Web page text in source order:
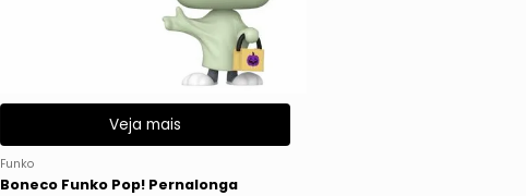
Veja mais
Funko
Boneco Funko Pop! Pernalonga